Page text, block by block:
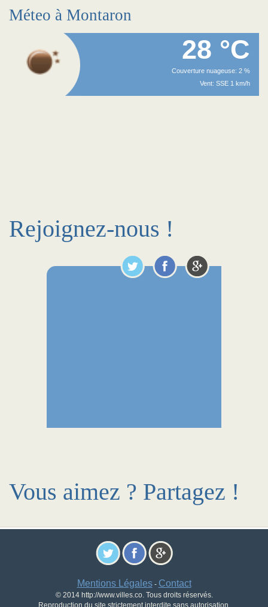
Méteo à Montaron
28 °C
Couverture nuageuse: 2 %
Vent: SSE 1 km/h
Rejoignez-nous !
Vous aimez ? Partagez !
Mentions Légales- Contact
© 2014 http://www.villes.co. Tous droits réservés.
Reproduction du site strictement interdite sans autorisation.